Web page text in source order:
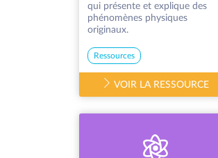
qui présente et explique des
phénomènes physiques
originaux.
Ressources
VOIR LA RESSOURCE